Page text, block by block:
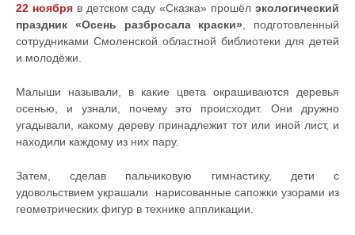
22 ноябряв детском саду «Сказка» прошёлэкологический
праздник «Осень разбросала краски» , подготовленный
сотрудниками Смоленской областной библиотеки для детей
и молодёжи.
Малыши называли, в какие цвета окрашиваются деревья
осенью, и узнали, почему это происходит. Они дружно
угадывали, какому дереву принадлежит тот или иной лист, и
находили каждому из них пару.
Затем, сделав пальчиковую гимнастику, дети с
удовольствием украшали нарисованные сапожки узорами из
геометрических фигур в технике аппликации.